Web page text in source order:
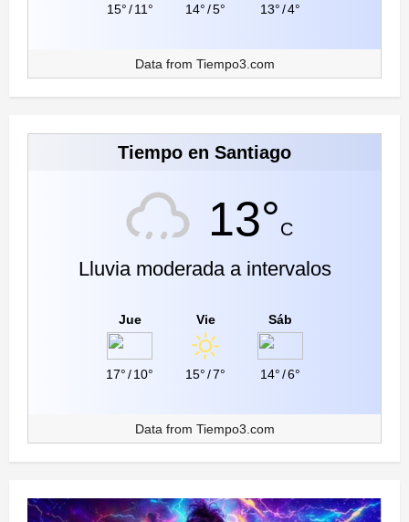
15°/ 11° 14°/5° 13°/4°
Data from Tiempo3.com
Tiempo en Santiago
13°C
Lluvia moderada a intervalos
Jue
17°/10°
Vie
15°/7°
Sáb
14°/6°
Data from Tiempo3.com